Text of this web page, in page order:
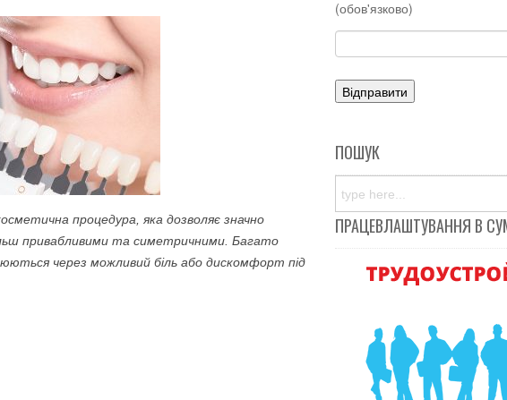
процедура, яка дозволяє значно
привабливими та симетричними. Багато
через можливий біль або дискомфорт під
(обов'язково)
ПОШУК
ПРАЦЕВЛАШТУВАННЯ В